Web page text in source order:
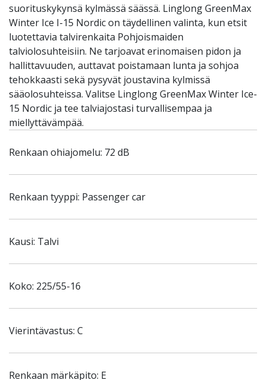
suorituskykynsä kylmässä säässä. Linglong GreenMax
Winter Ice I-15 Nordic on täydellinen valinta, kun etsit
luotettavia talvirenkaita Pohjoismaiden
talviolosuhteisiin. Ne tarjoavat erinomaisen pidon ja
hallittavuuden, auttavat poistamaan lunta ja sohjoa
tehokkaasti sekä pysyvät joustavina kylmissä
sääolosuhteissa. Valitse Linglong GreenMax Winter Ice-
15 Nordic ja tee talviajostasi turvallisempaa ja
miellyttävämpää.
Renkaan ohiajomelu: 72 dB
Renkaan tyyppi: Passenger car
Kausi: Talvi
Koko: 225/55-16
Vierintävastus: C
Renkaan märkäpito: E